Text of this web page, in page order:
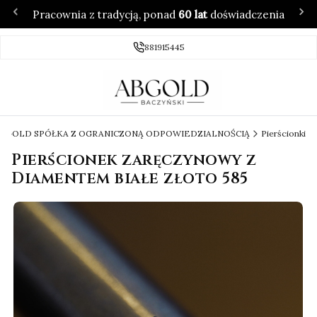
Pracownia z tradycją, ponad 60 latdoświadczenia
881915445
SPÓŁKA Z OGRANICZONĄ ODPOWIEDZIALNOŚCIĄ Pierścionki
Pierścionek zaręczynowy z
Diamentem białe złoto 585